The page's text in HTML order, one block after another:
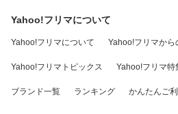
Yahoo!フリマについて
Yahoo!フリマについて Yahoo!フリマから
Yahoo!フリマトピックス Yahoo!フリマ特
ブランド一覧 ランキング かんたんご